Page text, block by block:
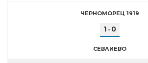
ЧЕРНОМОРЕЦ 1919
1 - 0
СЕВЛИЕВО